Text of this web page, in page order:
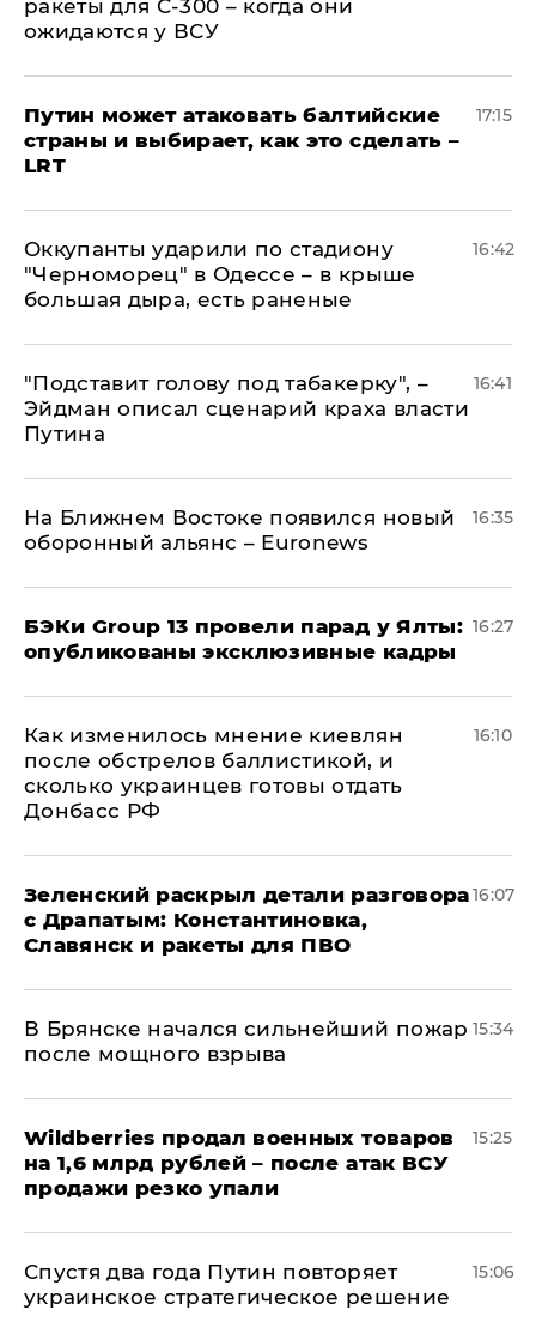
ракеты для С-300 – когда они
ожидаются у ВСУ
Путин может атаковать балтийские
страны и выбирает, как это сделать –
LRT
17:15
Оккупанты ударили по стадиону
"Черноморец" в Одессе – в крыше
большая дыра, есть раненые
16:42
​"Подставит голову под табакерку", –
Эйдман описал сценарий краха власти
Путина
16:41
На Ближнем Востоке появился новый
оборонный альянс – Euronews
16:35
​БЭКи Group 13 провели парад у Ялты:
опубликованы эксклюзивные кадры
16:27
Как изменилось мнение киевлян
после обстрелов баллистикой, и
сколько украинцев готовы отдать
Донбасс РФ
16:10
​Зеленский раскрыл детали разговора
с Драпатым: Константиновка,
Славянск и ракеты для ПВО
16:07
В Брянске начался сильнейший пожар
после мощного взрыва
15:34
​Wildberries продал военных товаров
на 1,6 млрд рублей – после атак ВСУ
продажи резко упали
15:25
Спустя два года Путин повторяет
украинское стратегическое решение
15:06